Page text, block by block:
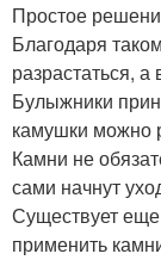
Простое
Благодаря
разрастаться, а
Булыжники
камушки можно
Камни не
сами начнут
Существует еще
применить